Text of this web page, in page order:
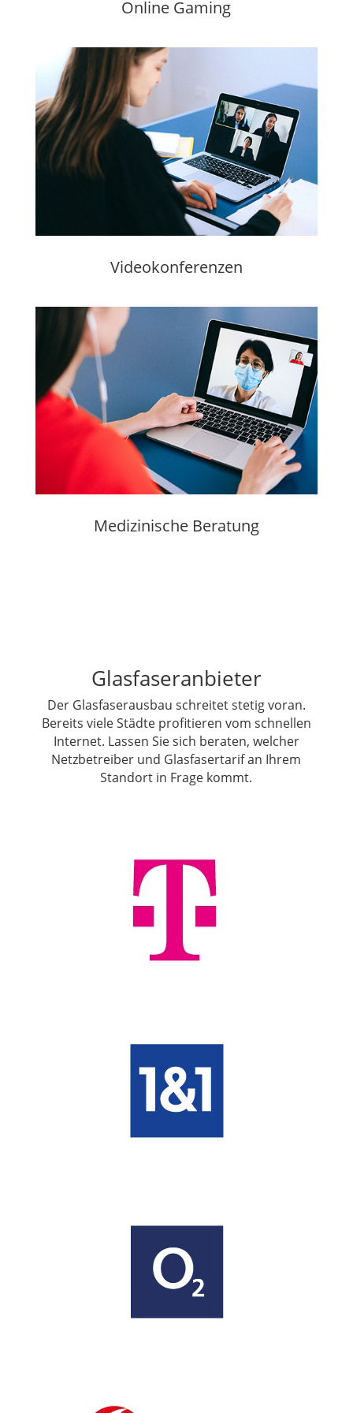
Online Gaming
Videokonferenzen
Medizinische Beratung
Glasfaseranbieter
Der Glasfaserausbau schreitet stetig voran.
Bereits viele Städte profitieren vom schnellen
Internet. Lassen Sie sich beraten, welcher
Netzbetreiber und Glasfasertarif an Ihrem
Standort in Frage kommt.